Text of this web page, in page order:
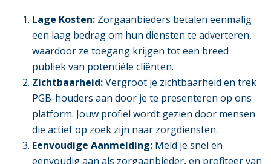
Lage Kosten:Zorgaanbieders betalen eenmalig
een laag bedrag om hun diensten te adverteren,
waardoor ze toegang krijgen tot een breed
publiek van potentiële cliënten.
Zichtbaarheid:Vergroot je zichtbaarheid en trek
PGB-houders aan door je te presenteren op ons
platform. Jouw profiel wordt gezien door mensen
die actief op zoek zijn naar zorgdiensten.
Eenvoudige Aanmelding:Meld je snel en
eenvoudig aan als zorgaanbieder, en profiteer van